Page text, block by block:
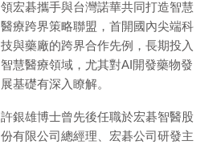
領宏碁攜手與台灣諾華共同打造智慧
醫療跨界策略聯盟，首開國內尖端科
技與藥廠的跨界合作先例，長期投入
智慧醫療領域，尤其對AI開發藥物發
展基礎有深入瞭解。
許銀雄博士曾先後任職於宏碁智醫股
份有限公司總經理、宏碁公司研發主